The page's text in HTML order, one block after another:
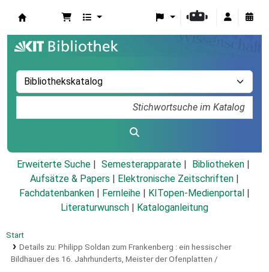
Erweiterte Suche Semesterapparate
Bibliotheken
Aufsätze & Papers
Elektronische Zeitschriften
Fachdatenbanken
Fernleihe KITopen-Medienportal
Literaturwunsch
Kataloganleitung
Start
Details zu: Philipp Soldan zum Frankenberg : ein hessischer
Bildhauer des 16. Jahrhunderts, Meister der Ofenplatten /